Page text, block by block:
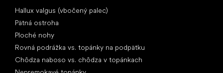
Hallux valgus (vbočený palec)
Pätná ostroha
Ploché nohy
Rovná podrážka vs. topánky na podpätku
Chôdza naboso vs. chôdza v topánkach